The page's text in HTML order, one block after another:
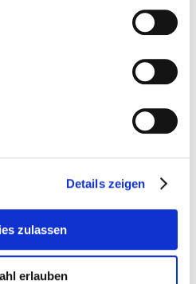
Details zeigen
zulassen
erlauben
AUSSTELLER-LOGIN
2027
SOON